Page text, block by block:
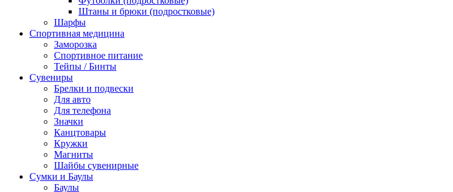
Штаны и брюки (подростковые)
Шарфы
Спортивная медицина
Заморозка
Спортивное питание
Тейпы / Бинты
Сувениры
Брелки и подвески
Для авто
Для телефона
Значки
Канцтовары
Кружки
Магниты
Шайбы сувенирные
Сумки и Баулы
Баулы